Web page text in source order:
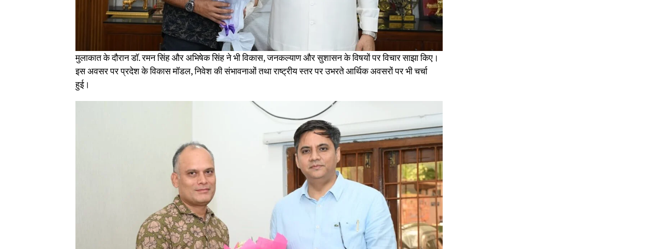
मुलाकात के दौरान डॉ. रमन सिंह और अभिषेक सिंह ने भी विकास, जनकल्याण और सुशासन के विषयों पर विचार साझा किए।
इस अवसर पर प्रदेश के विकास मॉडल, निवेश की संभावनाओं तथा राष्ट्रीय स्तर पर उभरते आर्थिक अवसरों पर भी चर्चा
हुई।